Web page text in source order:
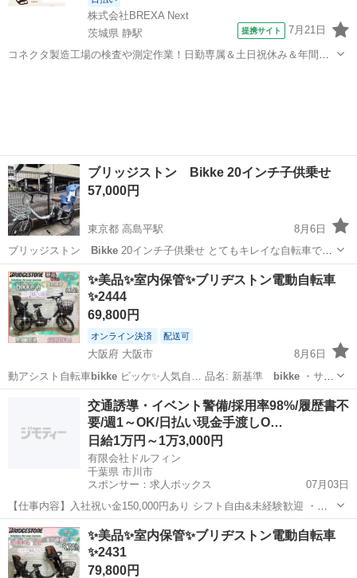
株式会社BREXA Next
茨城県 静駅
提携サイト 7月21日
コネクタ製造工場の検査や測定作業！日勤専属＆土日祝休み＆年間休
ブリッジストン Bikke 20インチ子供乗せ
57,000円
東京都 高島平駅
8月6日
ブリッジストン
Bikke20インチ子供乗せ とてもキレイな自転車です
バッテリー：12.8Ah 防犯登録➕充電器付き
東京 板橋区 高島平駅 電動アシスト自転車
✨美品✨室内保管✨ブリヂストン電動自転車
✨2444
69,800円
オンライン決済 配送可
大阪府 大阪市
8月6日
動アシスト自転車bikkeビッケ✨人気自… 品名: 新基準 bikke・サイ
ズ:…
電動アシスト自転車 ブリヂストン
交通誘導・イベント警備/採用率98%/履歴書不
要/週1～OK/日払い現金手渡しO…
日給1万円～1万3,000円
有限会社ドルフィン
千葉県 市川市
スポンサー：求人ボックス
07月03日
【仕事内容】入社祝い金150,000円あり シフト自由&未経験歓迎
・直
行直帰OK ・一部車・自転車・バイク通勤OK ・週1～OK ・日払い・
週払いOK、現金手渡しも可能です! <仕事内容> 建築・土木工事現場
で...
アルバイト・パート
✨美品✨室内保管✨ブリヂストン電動自転車
✨2431
79,800円